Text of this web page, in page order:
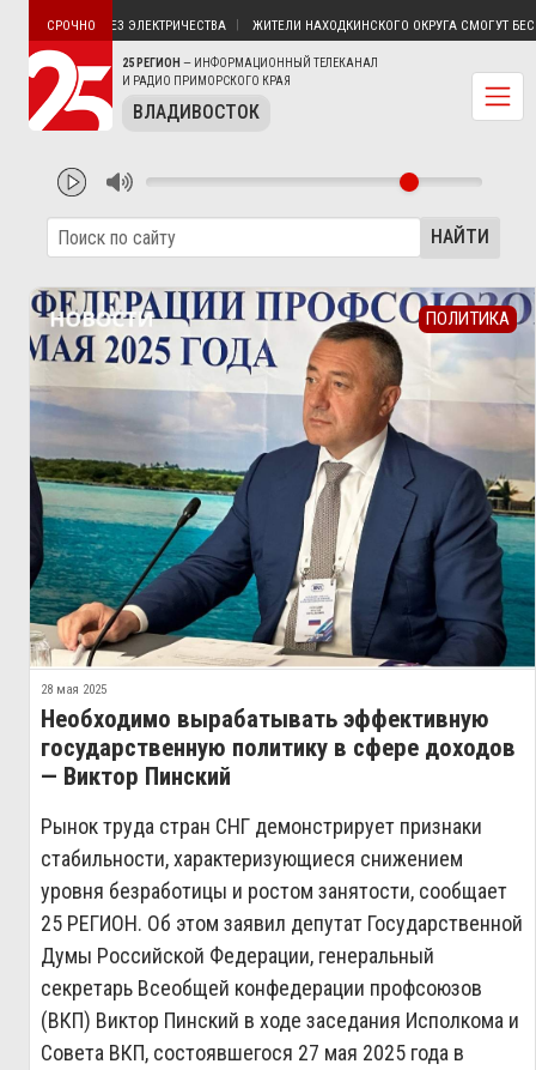
25 РЕГИОН — ИНФОРМАЦИОННЫЙ ТЕЛЕКАНАЛ
И РАДИО ПРИМОРСКОГО КРАЯ
ВЛАДИВОСТОК
СРОЧНО
ПУТЯТИН БЕЗ ЭЛЕКТРИЧЕСТВА ЖИТЕЛИ НАХОДКИНСКОГО ОКРУГА СМОГУТ
НАЙТИ
ПОЛИТИКА
28 мая 2025
Необходимо вырабатывать эффективную
государственную политику в сфере доходов
— Виктор Пинский
Рынок труда стран СНГ демонстрирует признаки
стабильности, характеризующиеся снижением
уровня безработицы и ростом занятости, сообщает
25 РЕГИОН. Об этом заявил депутат Государственной
Думы Российской Федерации, генеральный
секретарь Всеобщей конфедерации профсоюзов
(ВКП) Виктор Пинский в ходе заседания Исполкома и
Совета ВКП, состоявшегося 27 мая 2025 года в